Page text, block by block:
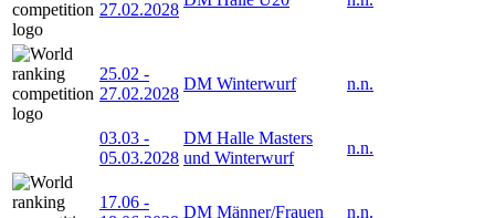
27.02.2028
25.02 -
27.02.2028
DM Winterwurf n.n.
03.03 -
05.03.2028
DM Halle Masters
und Winterwurf
n.n.
17.06 -
DM Männer/Frauen n.n.